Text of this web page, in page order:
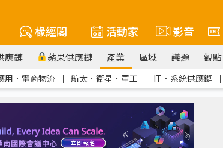
椽經閣 活動家 影音
應鏈 蘋果供應鏈 產業 區域 議題 觀點
用．電商物流 ｜ 航太．衛星．軍工 ｜ IT．系統供應鏈 ｜